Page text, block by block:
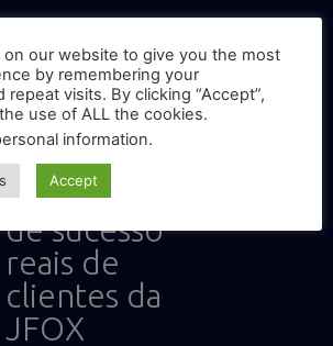
Histórias
de sucesso
reais de
clientes da
JFOX
on our website to give you the most
by remembering your
repeat visits. By clicking “Accept”,
use of ALL the cookies.
information.
Accept